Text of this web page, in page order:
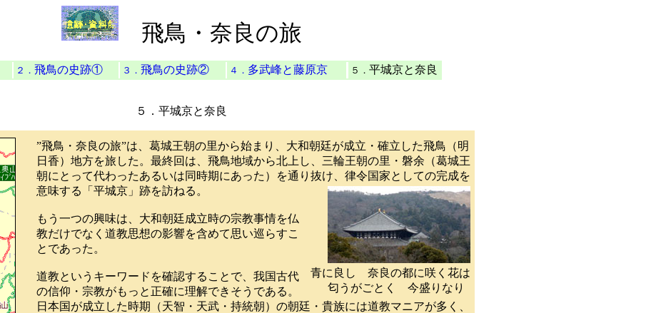
飛鳥・奈良の旅
２． 飛鳥の史跡① ３． 飛鳥の史跡② ４． 多武峰と藤原京 ５． 平城京と奈良
５． 平城京と奈良
”飛鳥・奈良の旅”は、葛城王朝の里から始まり、大和朝廷が成立・確立した飛鳥（明
日香）地方を旅した。最終回は、飛鳥地域から北上し、三輪王朝の里・磐余（葛城王
朝にとって代わったあるいは同時期にあった）を通り抜け、律令国家としての完成を
意味する「平城京」跡を訪ねる。
青に良し 奈良の都に咲く花は
匂うがごとく 今盛りなり
もう一つの興味は、大和朝廷成立時の宗教事情を仏
教だけでなく道教思想の影響を含めて思い巡らすこ
とであった。
道教というキーワードを確認することで、我国古代
の信仰・宗教がもっと正確に理解できそうである。
日本国が成立した時期（天智・天武・持統朝）の朝廷・貴族には道教マニアが多く、